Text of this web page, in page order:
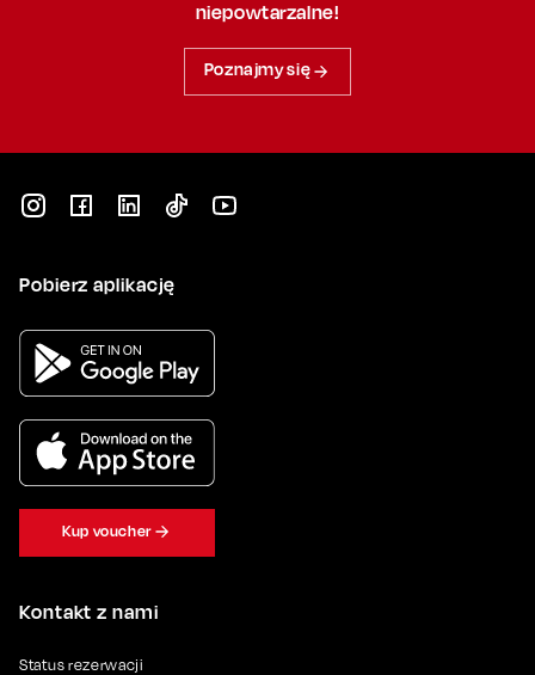
niepowtarzalne!
Poznajmy się
Kontakt z nami
Status rezerwacji
Pobierz aplikację
Kup voucher